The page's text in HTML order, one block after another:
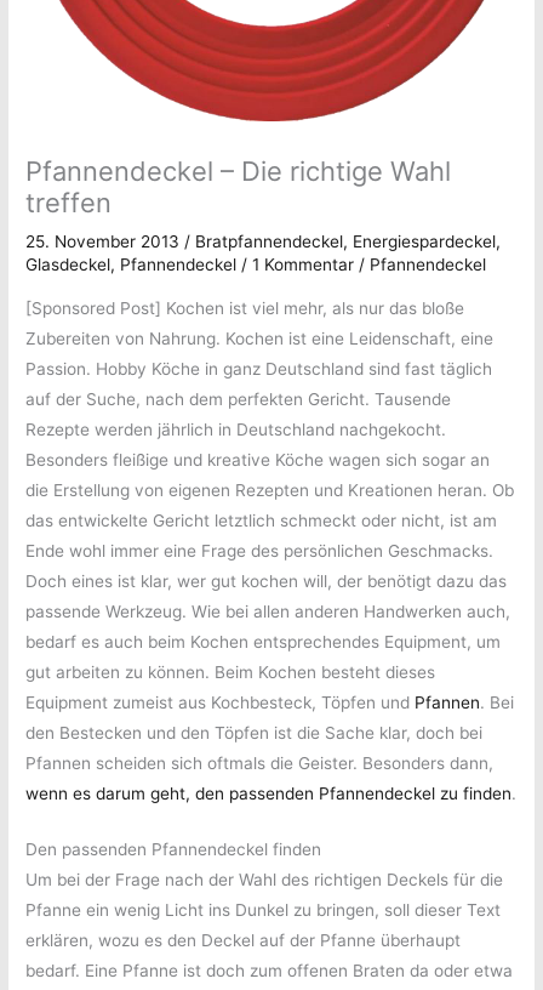
Pfannendeckel – Die richtige Wahl
treffen
25. November 2013 / Bratpfannendeckel, Energiespardeckel,
Glasdeckel, Pfannendeckel /1 Kommentar / Pfannendeckel
[Sponsored Post] Kochen ist viel mehr, als nur das bloße
Zubereiten von Nahrung. Kochen ist eine Leidenschaft, eine
Passion. Hobby Köche in ganz Deutschland sind fast täglich
auf der Suche, nach dem perfekten Gericht. Tausende
Rezepte werden jährlich in Deutschland nachgekocht.
Besonders fleißige und kreative Köche wagen sich sogar an
die Erstellung von eigenen Rezepten und Kreationen heran. Ob
das entwickelte Gericht letztlich schmeckt oder nicht, ist am
Ende wohl immer eine Frage des persönlichen Geschmacks.
Doch eines ist klar, wer gut kochen will, der benötigt dazu das
passende Werkzeug. Wie bei allen anderen Handwerken auch,
bedarf es auch beim Kochen entsprechendes Equipment, um
gut arbeiten zu können. Beim Kochen besteht dieses
Equipment zumeist aus Kochbesteck, Töpfen und Pfannen. Bei
den Bestecken und den Töpfen ist die Sache klar, doch bei
Pfannen scheiden sich oftmals die Geister. Besonders dann,
wenn es darum geht, den passenden Pfannendeckel zu finden.
Den passenden Pfannendeckel finden
Um bei der Frage nach der Wahl des richtigen Deckels für die
Pfanne ein wenig Licht ins Dunkel zu bringen, soll dieser Text
erklären, wozu es den Deckel auf der Pfanne überhaupt
bedarf. Eine Pfanne ist doch zum offenen Braten da oder etwa